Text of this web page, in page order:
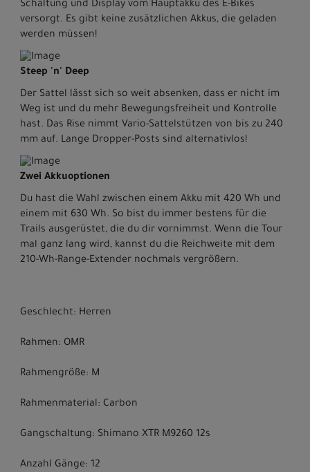
Schaltung und Display vom Hauptakku des E-Bikes
versorgt. Es gibt keine zusätzlichen Akkus, die geladen
werden müssen!
Steep 'n' Deep
Der Sattel lässt sich so weit absenken, dass er nicht im
Weg ist und du mehr Bewegungsfreiheit und Kontrolle
hast. Das Rise nimmt Vario-Sattelstützen von bis zu 240
mm auf. Lange Dropper-Posts sind alternativlos!
Zwei Akkuoptionen
Du hast die Wahl zwischen einem Akku mit 420 Wh und
einem mit 630 Wh. So bist du immer bestens für die
Trails ausgerüstet, die du dir vornimmst. Wenn die Tour
mal ganz lang wird, kannst du die Reichweite mit dem
210-Wh-Range-Extender nochmals vergrößern.
Geschlecht: Herren
Rahmen: OMR
Rahmengröße: M
Rahmenmaterial: Carbon
Gangschaltung: Shimano XTR M9260 12s
Anzahl Gänge: 12